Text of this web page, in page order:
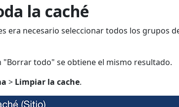
la caché
era necesario seleccionar todos los grupos
todo" se obtiene el mismo resultado.
> Limpiar la cache.